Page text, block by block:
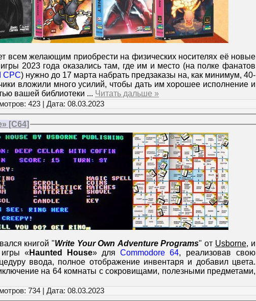
всем желающим приобрести на физических носителях её новые
2023 года оказались там, где им и место (на полке фанатов
CPC) нужно до 17 марта набрать предзаказы на, как минимум, 40-
вложили много усилий, чтобы дать им хорошее исполнение и
вашей библиотеки ... Читать дальше »
423 | Дата: 08.03.2023
[C64]
книгой "Write Your Own Adventure Programs" от Usborne, и
«Haunted House» для Commodore 64, реализовав свою
ввода, полное отображение инвентаря и добавил цвета.
на 64 комнаты с сокровищами, полезными предметами,
734 | Дата: 08.03.2023